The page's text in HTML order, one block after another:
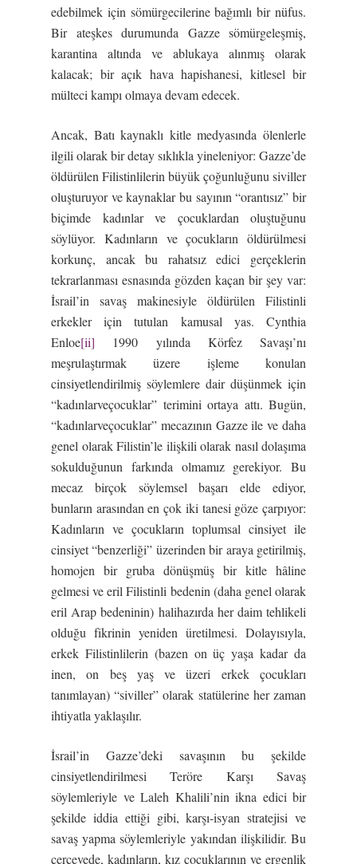
edebilmek için sömürgecilerine bağımlı bir nüfus.
Bir ateşkes durumunda Gazze sömürgeleşmiş,
karantina altında ve ablukaya alınmış olarak
kalacak; bir açık hava hapishanesi, kitlesel bir
mülteci kampı olmaya devam edecek.
Ancak, Batı kaynaklı kitle medyasında ölenlerle
ilgili olarak bir detay sıklıkla yineleniyor: Gazze’de
öldürülen Filistinlilerin büyük çoğunluğunu siviller
oluşturuyor ve kaynaklar bu sayının “orantısız” bir
biçimde kadınlar ve çocuklardan oluştuğunu
söylüyor. Kadınların ve çocukların öldürülmesi
korkunç, ancak bu rahatsız edici gerçeklerin
tekrarlanması esnasında gözden kaçan bir şey var:
İsrail’in savaş makinesiyle öldürülen Filistinli
erkekler için tutulan kamusal yas. Cynthia
Enloe[ii] 1990 yılında Körfez Savaşı’nı
meşrulaştırmak üzere işleme konulan
cinsiyetlendirilmiş söylemlere dair düşünmek için
“kadınlarveçocuklar” terimini ortaya attı. Bugün,
“kadınlarveçocuklar” mecazının Gazze ile ve daha
genel olarak Filistin’le ilişkili olarak nasıl dolaşıma
sokulduğunun farkında olmamız gerekiyor. Bu
mecaz birçok söylemsel başarı elde ediyor,
bunların arasından en çok iki tanesi göze çarpıyor:
Kadınların ve çocukların toplumsal cinsiyet ile
cinsiyet “benzerliği” üzerinden bir araya getirilmiş,
homojen bir gruba dönüşmüş bir kitle hâline
gelmesi ve eril Filistinli bedenin (daha genel olarak
eril Arap bedeninin) halihazırda her daim tehlikeli
olduğu fikrinin yeniden üretilmesi. Dolayısıyla,
erkek Filistinlilerin (bazen on üç yaşa kadar da
inen, on beş yaş ve üzeri erkek çocukları
tanımlayan) “siviller” olarak statülerine her zaman
ihtiyatla yaklaşılır.
İsrail’in Gazze’deki savaşının bu şekilde
cinsiyetlendirilmesi Teröre Karşı Savaş
söylemleriyle ve Laleh Khalili’nin ikna edici bir
şekilde iddia ettiği gibi, karşı-isyan stratejisi ve
savaş yapma söylemleriyle yakından ilişkilidir. Bu
çerçevede, kadınların, kız çocuklarının ve ergenlik